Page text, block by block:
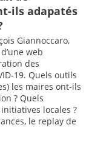
ils adapatés
Giannoccaro,
web
des
19. Quels outils
les maires ont-ils
? Quels
locales ?
le replay de